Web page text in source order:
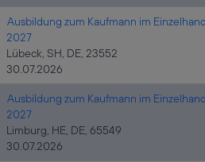
Ausbildung zum Kaufmann im
2027
Lübeck, SH, DE, 23552
30.07.2026
Ausbildung zum Kaufmann im
2027
Limburg, HE, DE, 65549
30.07.2026